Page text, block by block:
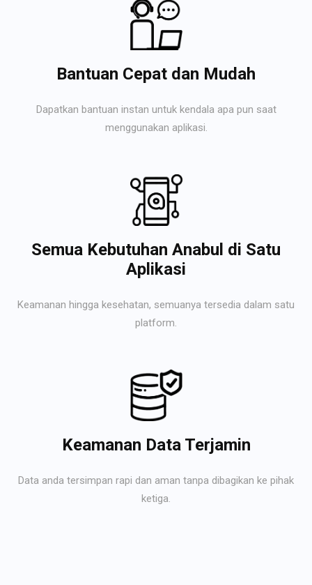
Bantuan Cepat dan Mudah
Dapatkan bantuan instan untuk kendala apa pun saat
menggunakan aplikasi.
Semua Kebutuhan Anabul di Satu
Aplikasi
Keamanan hingga kesehatan, semuanya tersedia dalam satu
platform.
Keamanan Data Terjamin
Data anda tersimpan rapi dan aman tanpa dibagikan ke pihak
ketiga.